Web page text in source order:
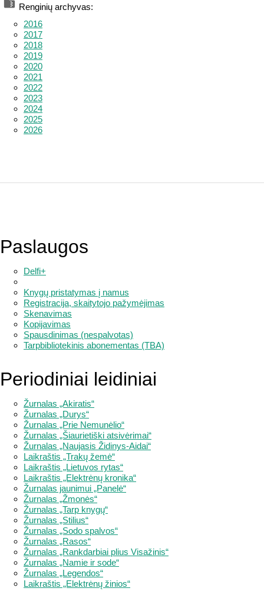
Renginių archyvas:
2016
2017
2018
2019
2020
2021
2022
2023
2024
2025
2026
Paslaugos
Delfi+
Knygų pristatymas į namus
Registracija, skaitytojo pažymėjimas
Skenavimas
Kopijavimas
Spausdinimas (nespalvotas)
Tarpbibliotekinis abonementas (TBA)
Periodiniai leidiniai
Žurnalas „Akiratis“
Žurnalas „Durys“
Žurnalas „Prie Nemunėlio“
Žurnalas „Šiaurietiški atsivėrimai“
Žurnalas „Naujasis Židinys-Aidai“
Laikraštis „Trakų žemė“
Laikraštis „Lietuvos rytas“
Laikraštis „Elektrėnų kronika“
Žurnalas jaunimui „Panelė“
Žurnalas „Žmonės“
Žurnalas „Tarp knygų“
Žurnalas „Stilius“
Žurnalas „Sodo spalvos“
Žurnalas „Rasos“
Žurnalas „Rankdarbiai plius Visažinis“
Žurnalas „Namie ir sode“
Žurnalas „Legendos“
Laikraštis „Elektrėnų žinios“